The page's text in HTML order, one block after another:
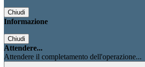
Chiudi
Informazione
Chiudi
Attendere...
Attendere il completamento dell'operazione...